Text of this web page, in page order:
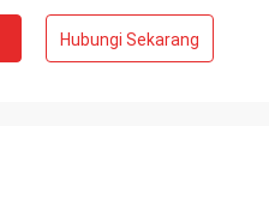
Hubungi Sekarang